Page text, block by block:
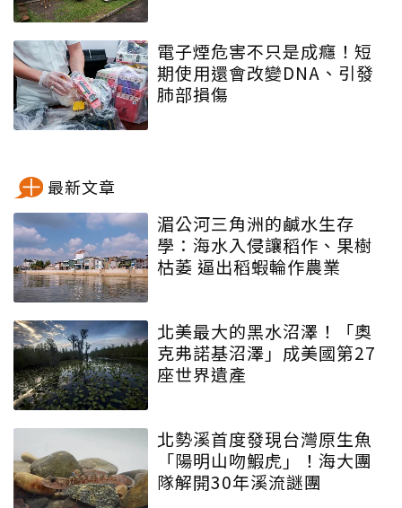
電子煙危害不只是成癮！短
期使用還會改變DNA、引發
肺部損傷
最新文章
湄公河三角洲的鹹水生存
學：海水入侵讓稻作、果樹
枯萎 逼出稻蝦輪作農業
北美最大的黑水沼澤！「奧
克弗諾基沼澤」成美國第27
座世界遺產
北勢溪首度發現台灣原生魚
「陽明山吻鰕虎」！海大團
隊解開30年溪流謎團